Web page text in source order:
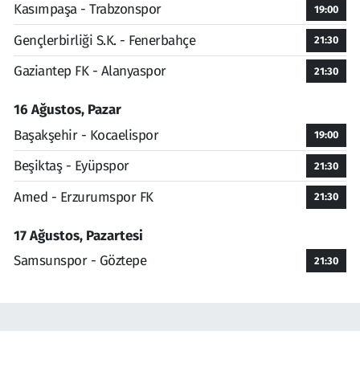
Kasımpaşa - Trabzonspor 19:00
Gençlerbirliği S.K. - Fenerbahçe 21:30
Gaziantep FK - Alanyaspor 21:30
16 Ağustos, Pazar
Başakşehir - Kocaelispor
19:00
Beşiktaş - Eyüpspor 21:30
Amed - Erzurumspor FK 21:30
17 Ağustos, Pazartesi
Samsunspor - Göztepe
21:30